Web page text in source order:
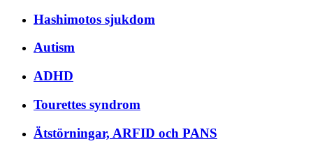
Hashimotos sjukdom
Autism
ADHD
Tourettes syndrom
Ätstörningar, ARFID och PANS